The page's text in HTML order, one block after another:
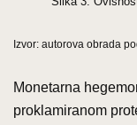
Izvor: autorova obrada
Monetarna
proklamiranom